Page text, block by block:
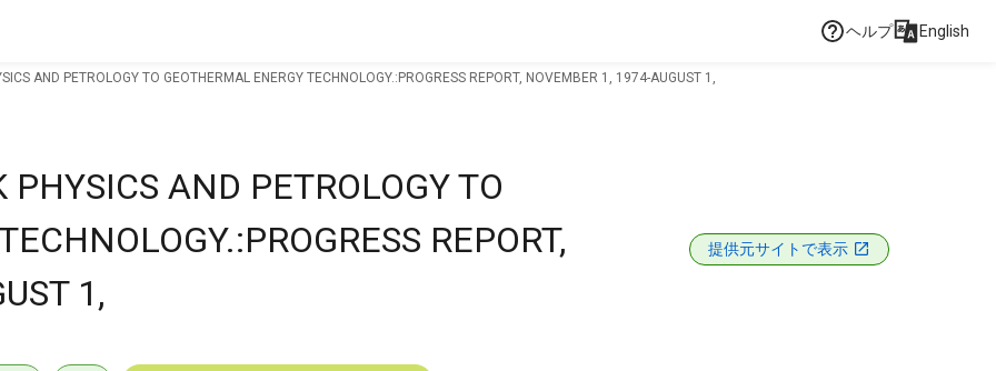
ヘルプ English
AND PETROLOGY TO GEOTHERMAL ENERGY TECHNOLOGY.:PROGRESS REPORT, NOVEMBER 1, 1974-AUGUST 1,
AND PETROLOGY TO
REPORT,
1,
提供元サイトで表示